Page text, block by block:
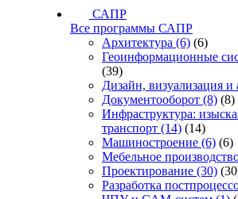
САПР
Все программы САПР
Архитектура (6) (6)
Геоинформационные
(39)
Дизайн, визуализация
Документооборот (8) (8)
Инфраструктура:
транспорт (14) (14)
Машиностроение (6) (6)
Мебельное
Проектирование (30)
Разработка